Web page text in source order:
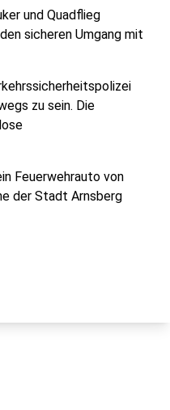
und Quadflieg
sicheren Umgang mit
zu sein. Die
Feuerwehrauto von
der Stadt Arnsberg